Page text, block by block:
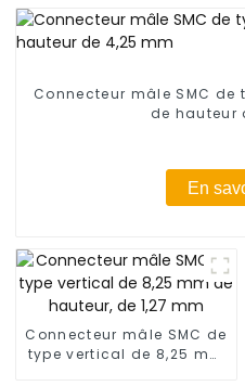
Connecteur mâle SMC de
de hauteur
En
Connecteur mâle SMC de
type vertical de 8,25 mm